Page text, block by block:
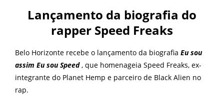
Lançamento da biografia do
rapper Speed Freaks
Belo Horizonte recebe o lançamento da biografia Eu sou
assim Eu sou Speed, que homenageia Speed Freaks, ex-
integrante do Planet Hemp e parceiro de Black Alien no
rap.